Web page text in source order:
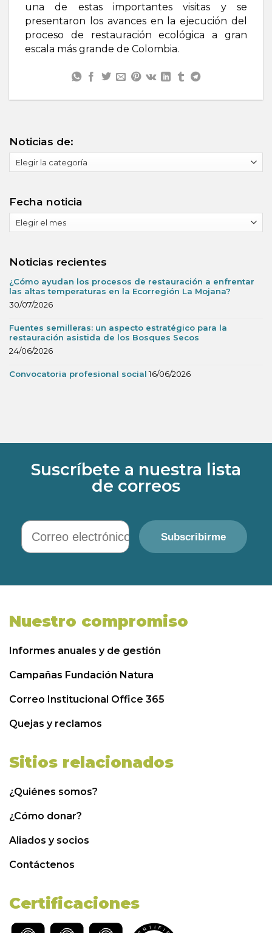
una de estas importantes visitas y se
presentaron los avances en la ejecución del
proceso de restauración ecológica a gran
escala más grande de Colombia.
Noticias de:
Noticias
de:
Fecha noticia
noticia
Noticias recientes
¿Cómo ayudan los procesos de restauración a enfrentar
las altas temperaturas en la Ecorregión La Mojana?
30/07/2026
Fuentes semilleras: un aspecto estratégico para la
restauración asistida de los Bosques Secos
24/06/2026
Convocatoria profesional social 16/06/2026
Suscríbete a nuestra lista
de correos
Correo electrónico
Subscribirme
Nuestro compromiso
Informes anuales y de gestión
Campañas Fundación Natura
Correo Institucional Office 365
Quejas y reclamos
Sitios relacionados
¿Quiénes somos?
¿Cómo donar?
Aliados y socios
Contáctenos
Certificaciones